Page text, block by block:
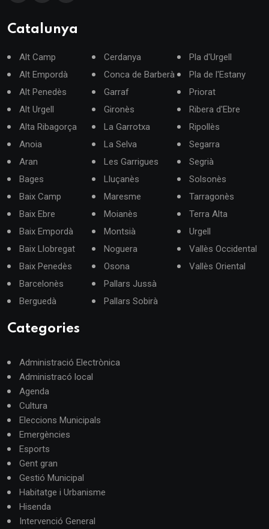
Catalunya
Alt Camp
Alt Empordà
Alt Penedès
Alt Urgell
Alta Ribagorça
Anoia
Aran
Bages
Baix Camp
Baix Ebre
Baix Empordà
Baix Llobregat
Baix Penedès
Barcelonès
Berguedà
Cerdanya
Conca de Barberà
Garraf
Gironès
La Garrotxa
La Selva
Les Garrigues
Lluçanès
Maresme
Moianès
Montsià
Noguera
Osona
Pallars Jussà
Pallars Sobirà
Pla d'Urgell
Pla de l'Estany
Priorat
Ribera d'Ebre
Ripollès
Segarra
Segrià
Solsonès
Tarragonès
Terra Alta
Urgell
Vallès Occidental
Vallès Oriental
Categories
Administració Electrònica
Administracó local
Agenda
Cultura
Eleccions Municipals
Emergències
Esports
Gent gran
Gestió Municipal
Habitatge i Urbanisme
Hisenda
Intervenció General